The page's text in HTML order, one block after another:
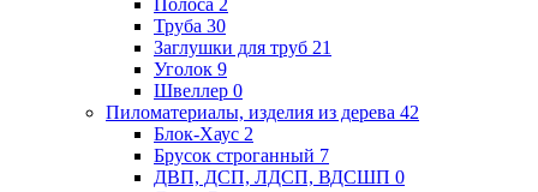
Полоса 2
Труба 30
Заглушки для труб 21
Уголок 9
Швеллер 0
Пиломатериалы, изделия из дерева 42
Блок-Хаус 2
Брусок строганный 7
ДВП, ДСП, ЛДСП, ВДСШП 0